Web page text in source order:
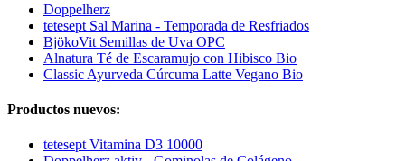
Doppelherz
tetesept Sal Marina - Temporada de Resfriados
BjökoVit Semillas de Uva OPC
Alnatura Té de Escaramujo con Hibisco Bio
Classic Ayurveda Cúrcuma Latte Vegano Bio
Productos nuevos:
tetesept Vitamina D3 10000